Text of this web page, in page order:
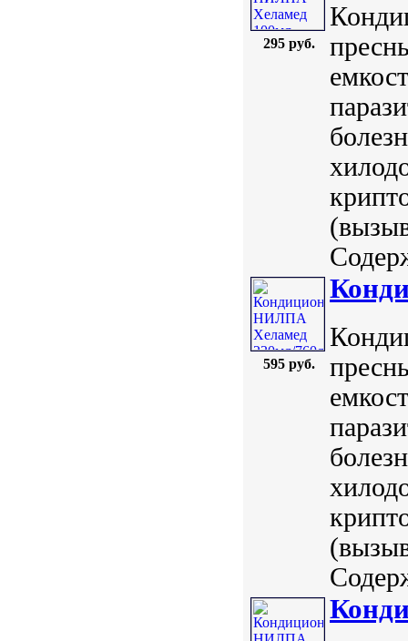
295 руб.
595 руб.